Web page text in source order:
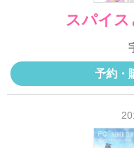
スパイス
予約・